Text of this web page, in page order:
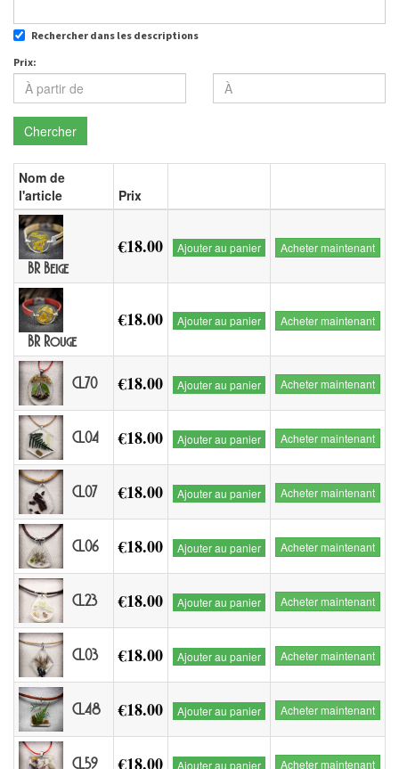
Rechercher dans les descriptions
Prix:
Chercher
Nom de
l'article
Prix
BR Beige
€18.00 Ajouter au panier Acheter maintenant
BR Rouge
€18.00 Ajouter au panier Acheter maintenant
CL70 €18.00 Ajouter au panier Acheter maintenant
CL04 €18.00 Ajouter au panier Acheter maintenant
CL07 €18.00 Ajouter au panier Acheter maintenant
CL06 €18.00 Ajouter au panier Acheter maintenant
CL23 €18.00 Ajouter au panier Acheter maintenant
CL03 €18.00 Ajouter au panier Acheter maintenant
CL48 €18.00 Ajouter au panier Acheter maintenant
CL59 €18.00 Ajouter au panier Acheter maintenant